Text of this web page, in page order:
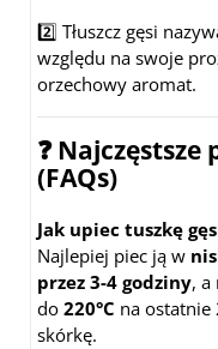
2️⃣ Tłuszcz gęsi
względu na swoje
orzechowy aromat.
❓
(FAQs)
Jak upiec tuszkę
Najlepiej piec ją w
przez 3-4 godziny, a
do 220°C na ostatnie
skórkę.